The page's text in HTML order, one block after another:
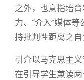
之外，也意指培
力、“介入”媒体
持批判性距离之自
引介以马克思主
在引导学生兼读